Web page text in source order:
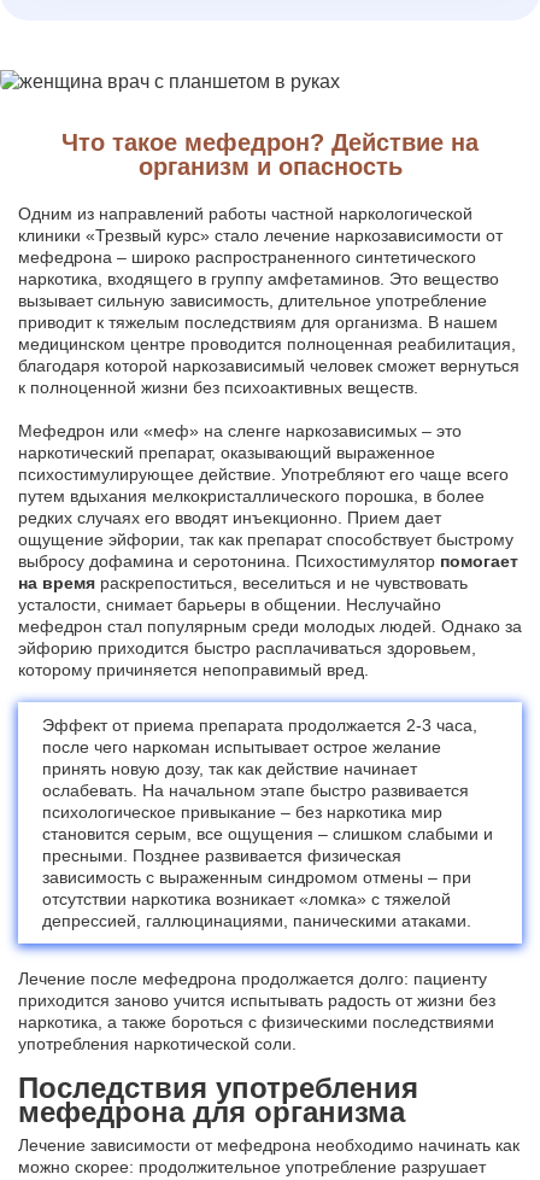
Что такое мефедрон? Действие на
организм и опасность
Одним из направлений работы частной наркологической
клиники «Трезвый курс» стало лечение наркозависимости от
мефедрона – широко распространенного синтетического
наркотика, входящего в группу амфетаминов. Это вещество
вызывает сильную зависимость, длительное употребление
приводит к тяжелым последствиям для организма. В нашем
медицинском центре проводится полноценная реабилитация,
благодаря которой наркозависимый человек сможет вернуться
к полноценной жизни без психоактивных веществ.
Мефедрон или «меф» на сленге наркозависимых – это
наркотический препарат, оказывающий выраженное
психостимулирующее действие. Употребляют его чаще всего
путем вдыхания мелкокристаллического порошка, в более
редких случаях его вводят инъекционно. Прием дает
ощущение эйфории, так как препарат способствует быстрому
выбросу дофамина и серотонина. Психостимулятор помогает
на время раскрепоститься, веселиться и не чувствовать
усталости, снимает барьеры в общении. Неслучайно
мефедрон стал популярным среди молодых людей. Однако за
эйфорию приходится быстро расплачиваться здоровьем,
которому причиняется непоправимый вред.
Эффект от приема препарата продолжается 2-3 часа,
после чего наркоман испытывает острое желание
принять новую дозу, так как действие начинает
ослабевать. На начальном этапе быстро развивается
психологическое привыкание – без наркотика мир
становится серым, все ощущения – слишком слабыми и
пресными. Позднее развивается физическая
зависимость с выраженным синдромом отмены – при
отсутствии наркотика возникает «ломка» с тяжелой
депрессией, галлюцинациями, паническими атаками.
Лечение после мефедрона продолжается долго: пациенту
приходится заново учится испытывать радость от жизни без
наркотика, а также бороться с физическими последствиями
употребления наркотической соли.
Последствия употребления
мефедрона для организма
Лечение зависимости от мефедрона необходимо начинать как
можно скорее: продолжительное употребление разрушает